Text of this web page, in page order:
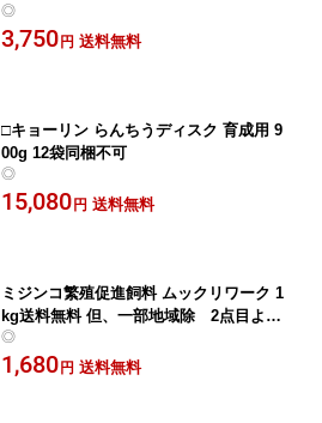
より500円引
◎
3,750 円 送料無料
□キョーリン らんちうディスク 育成用 9
00g 12袋同梱不可
◎
15,080 円 送料無料
ミジンコ繁殖促進飼料 ムックリワーク 1
kg送料無料 但、一部地域除 2点目より
500円引
◎
1,680 円 送料無料